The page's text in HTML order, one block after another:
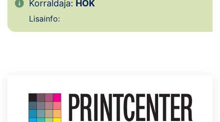
Kontakt
Kaardid
Kalender
Korraldaja: HOK
Lisainfo: